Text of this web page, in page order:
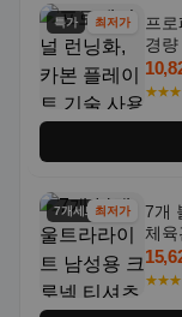
특가 최저가
프
경
통기
닝 -
7개세트최저가
7개
체
통기